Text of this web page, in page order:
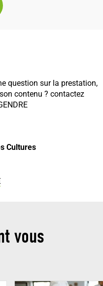
question sur la prestation,
contenu ? contactez
Cultures
vous